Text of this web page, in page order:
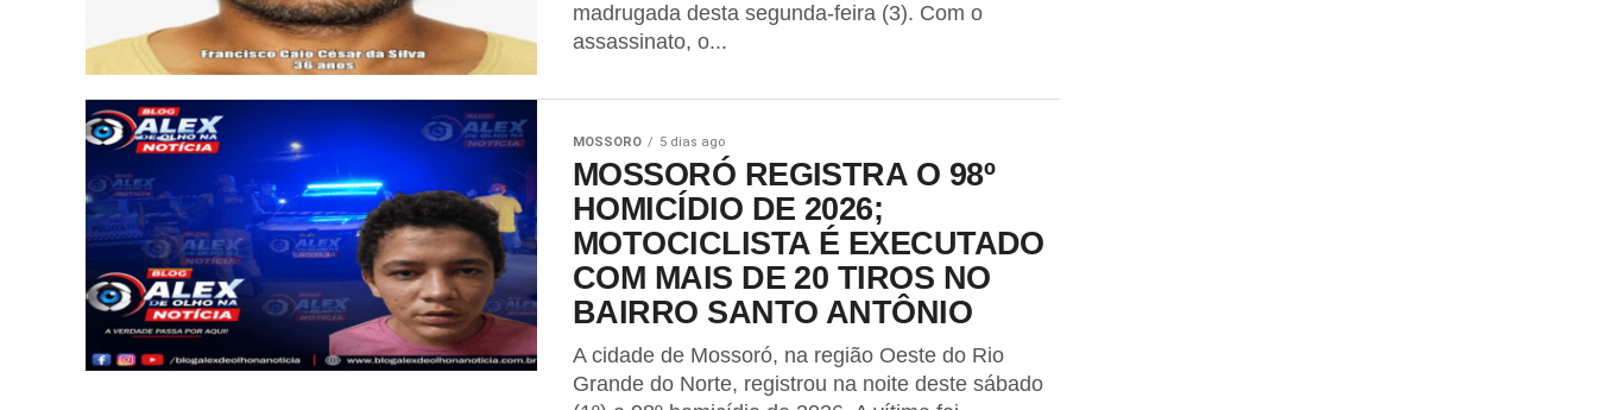
madrugada desta segunda-feira (3). Com o
assassinato, o...
MOSSORO 5 dias ago
MOSSORÓ REGISTRA O 98º
HOMICÍDIO DE 2026;
MOTOCICLISTA É EXECUTADO
COM MAIS DE 20 TIROS NO
BAIRRO SANTO ANTÔNIO
A cidade de Mossoró, na região Oeste do Rio
Grande do Norte, registrou na noite deste sábado